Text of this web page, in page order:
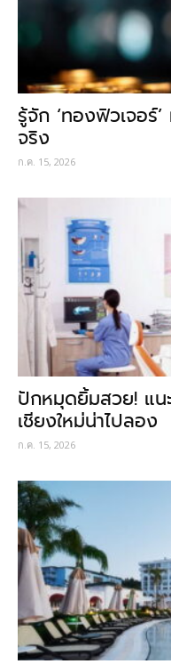
รู้จัก ‘ทองฟิวเจอร์
จริง
ก.ค. 15, 2026
ปักหมุดยิ้มสวย! แน
เชียงใหม่น่าไปลอง
ก.ค. 15, 2026